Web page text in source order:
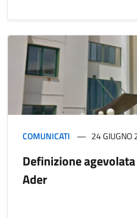
COMUNICATI 24 GIUGNO
Definizione
Ader